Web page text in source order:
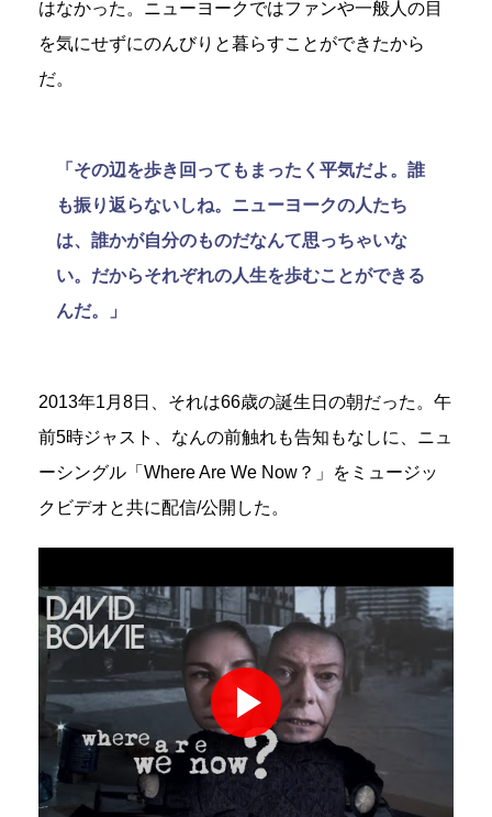
はなかった。ニューヨークではファンや一般人の目
を気にせずにのんびりと暮らすことができたから
だ。
「その辺を歩き回ってもまったく平気だよ。誰
も振り返らないしね。ニューヨークの人たち
は、誰かが自分のものだなんて思っちゃいな
い。だからそれぞれの人生を歩むことができる
んだ。」
2013年1月8日、それは66歳の誕生日の朝だった。午
前5時ジャスト、なんの前触れも告知もなしに、ニュ
ーシングル「Where Are We Now？」をミュージッ
クビデオと共に配信/公開した。